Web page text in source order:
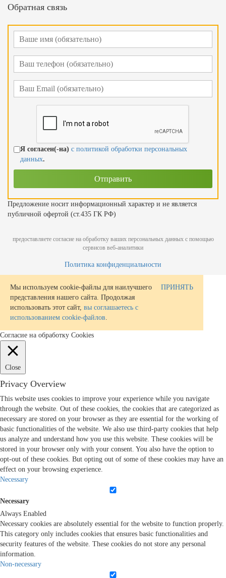
Обратная связь
Я согласен(-на) с политикой обработки персональных
данных.
Предложение носит информационный характер и не является
публичной офертой (ст.435 ГК РФ)
предоставляете согласие на обработку ваших персональных данных с помощью
сервисов веб-аналитики
Политика конфиденциальности
Мы используем cookie-файлы для наилучшего
представления нашего сайта. Продолжая
использовать этот сайт, вы соглашаетесь с
использованием cookie-файлов.
ПРИНЯТЬ
Согласие на обработку Cookies
Close
Privacy Overview
This website uses cookies to improve your experience while you navigate
through the website. Out of these cookies, the cookies that are categorized as
necessary are stored on your browser as they are essential for the working of
basic functionalities of the website. We also use third-party cookies that help
us analyze and understand how you use this website. These cookies will be
stored in your browser only with your consent. You also have the option to
opt-out of these cookies. But opting out of some of these cookies may have an
effect on your browsing experience.
Necessary
Necessary
Always Enabled
Necessary cookies are absolutely essential for the website to function properly.
This category only includes cookies that ensures basic functionalities and
security features of the website. These cookies do not store any personal
information.
Non-necessary